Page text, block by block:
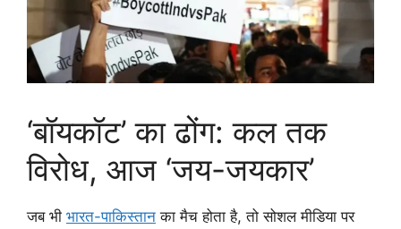
‘बॉयकॉट’ का ढोंग: कल तक
विरोध, आज ‘जय-जयकार’
जब भी भारत-पाकिस्तान का मैच होता है, तो सोशल मीडिया पर